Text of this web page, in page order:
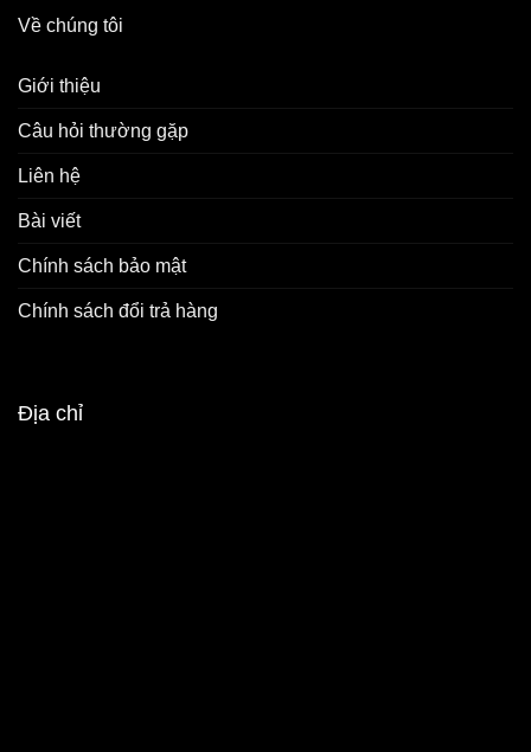
Về chúng tôi
Giới thiệu
Câu hỏi thường gặp
Liên hệ
Bài viết
Chính sách bảo mật
Chính sách đổi trả hàng
Địa chỉ